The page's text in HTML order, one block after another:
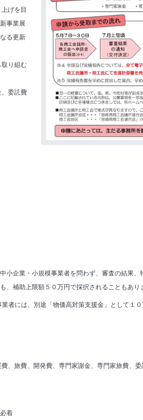
げを目
事業展
る更新
り組む
委託費
企業・小規模事業者を問わず、審査の結果
補助上限額５０万円で採択されることもあり
者には、別途「物価高対策支援金」として１
、旅費、開発費、 専門家謝金、専門家旅費、
着